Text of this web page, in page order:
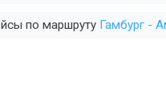
по маршруту Гамбург -